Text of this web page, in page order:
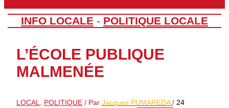
INFO LOCALE - POLITIQUE LOCALE
L’ÉCOLE PUBLIQUE
MALMENÉE
LOCAL, POLITIQUE / ParJacques PUMAREDA /24